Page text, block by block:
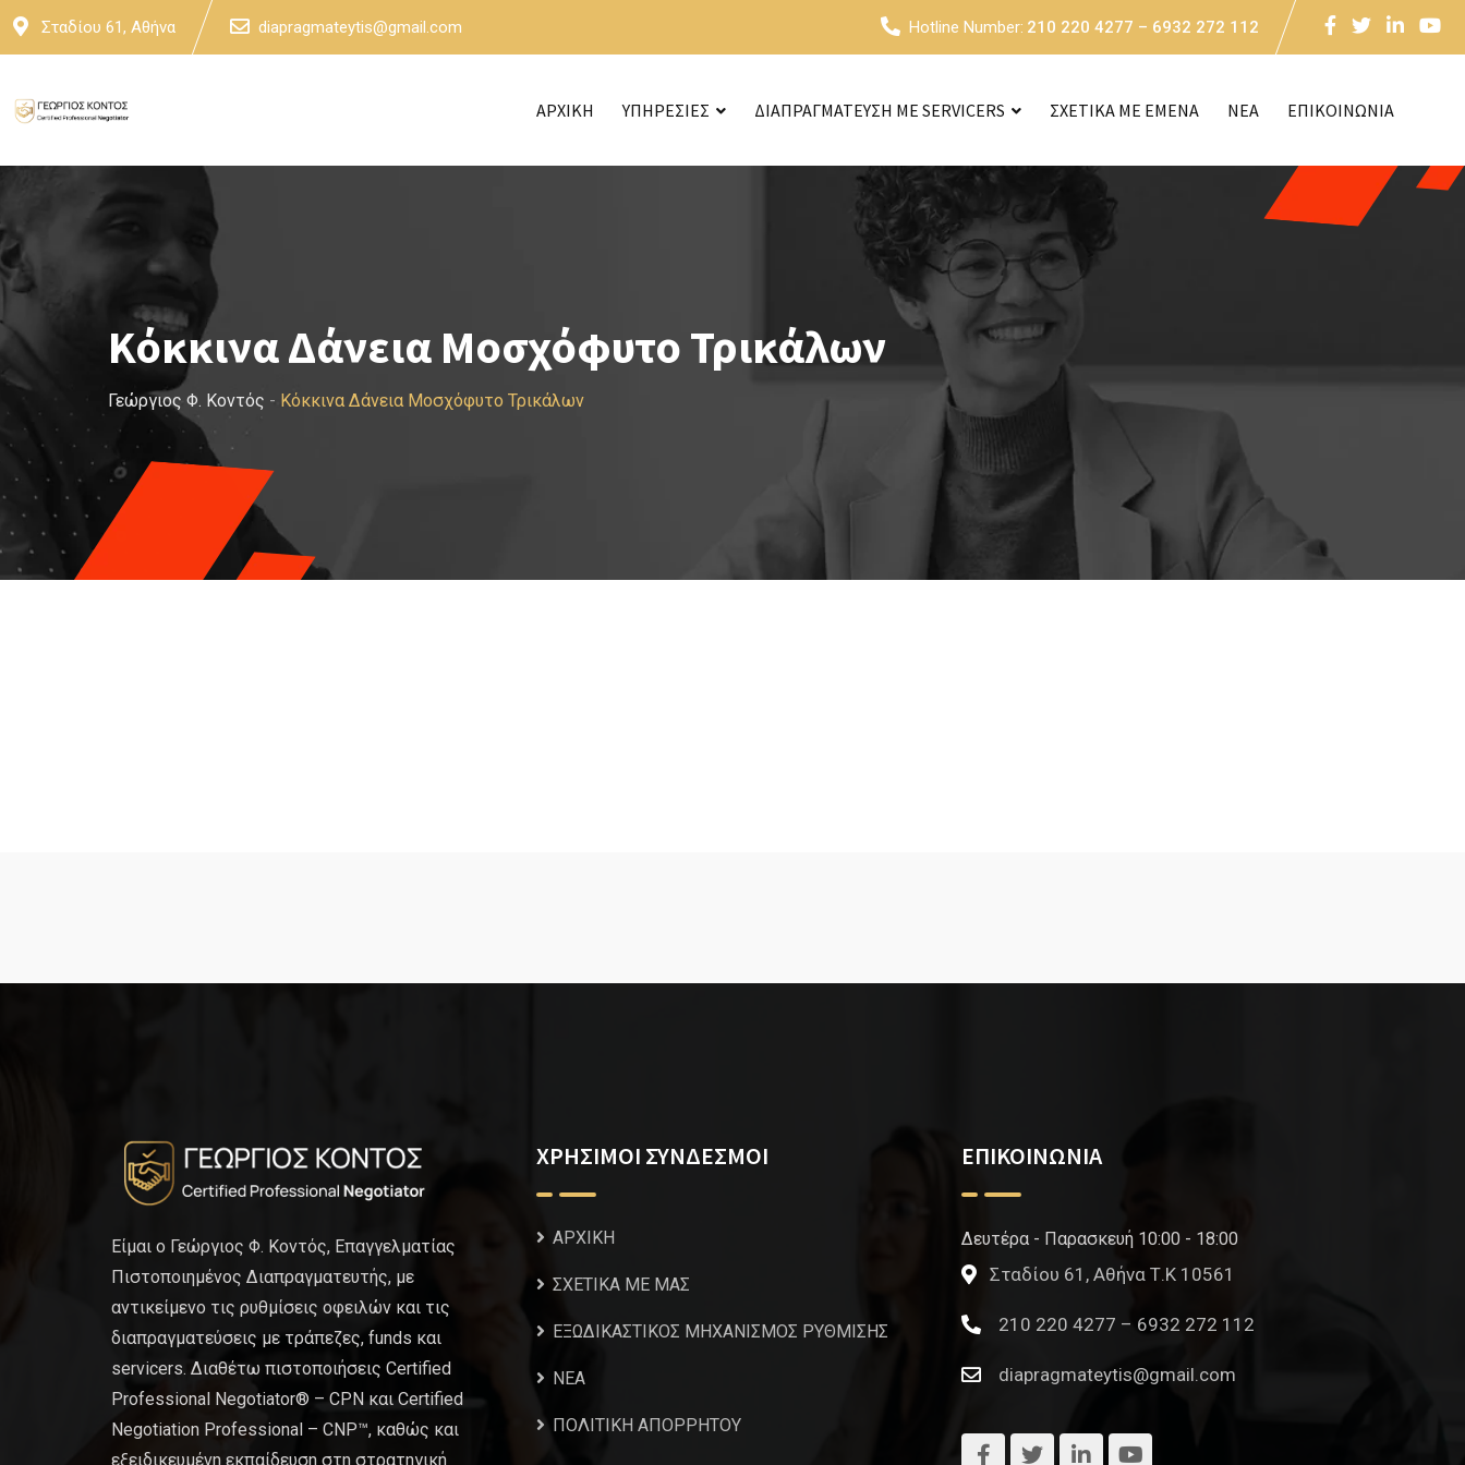
Skip
Σταδίου 61, Αθήνα diapragmateytis@gmail.com Hotline Number: 210 220 4277 – 6932 272 112
ΑΡΧΙΚΗ ΥΠΗΡΕΣΙΕΣ ΔΙΑΠΡΑΓΜΑΤΕΥΣΗ ΜΕ SERVICERS ΣΧΕΤΙΚΑ ΜΕ ΕΜΕΝΑ NEA ΕΠΙΚΟΙΝΩΝΙΑ
Κόκκινα Δάνεια Μοσχόφυτο Τρικάλων
Γεώργιος Φ. Κοντός - Κόκκινα Δάνεια Μοσχόφυτο Τρικάλων
Είμαι ο Γεώργιος Φ. Κοντός, Επαγγελματίας
Πιστοποιημένος Διαπραγματευτής, με
αντικείμενο τις ρυθμίσεις οφειλών και τις
διαπραγματεύσεις με τράπεζες, funds και
servicers. Διαθέτω πιστοποιήσεις Certified
Professional Negotiator® – CPN και Certified
Negotiation Professional – CNP™, καθώς και
εξειδικευμένη εκπαίδευση στη στρατηγική
ΧΡΗΣΙΜΟΙ ΣΥΝΔΕΣΜΟΙ
ΑΡΧΙΚΗ
ΣΧΕΤΙΚΑ ΜΕ ΜΑΣ
ΕΞΩΔΙΚΑΣΤΙΚΟΣ ΜΗΧΑΝΙΣΜΟΣ ΡΥΘΜΙΣΗΣ
NEA
ΠΟΛΙΤΙΚΗ ΑΠΟΡΡΗΤΟΥ
ΕΠΙΚΟΙΝΩΝΙΑ
Δευτέρα - Παρασκευή 10:00 - 18:00
Σταδίου 61, Αθήνα Τ.Κ 10561
210 220 4277 – 6932 272 112
diapragmateytis@gmail.com